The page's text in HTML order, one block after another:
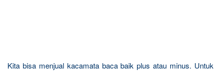
Kita bisa menjual kacamata baca baik plus atau minus. Untuk